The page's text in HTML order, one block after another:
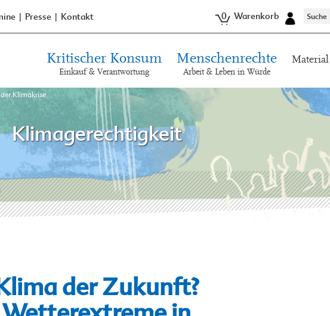
Presse Kontakt 0 Warenkorb
Kritischer Konsum
Einkauf & Verantwortung
Menschenrechte
Arbeit & Leben in Würde
Material
Klimakrise
Klimagerechtigkeit
der Zukunft?